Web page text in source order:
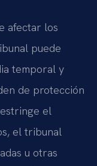
afectar los
puede
temporal y
de protección
el
el tribunal
u otras